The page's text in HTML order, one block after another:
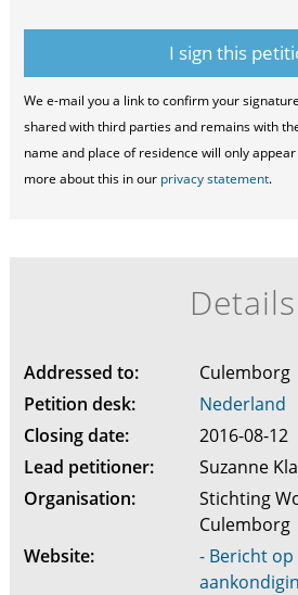
We e-mail you a link to confirm your
shared with third parties and remains with
name and place of residence will only
more about this in our privacy statement.
Details
Addressed to:
Culemborg
Petition desk:
Nederland
Closing date:
2016-08-12
Lead petitioner:
Suzanne
Organisation:
Stichting
Culemborg
Website:
- Bericht